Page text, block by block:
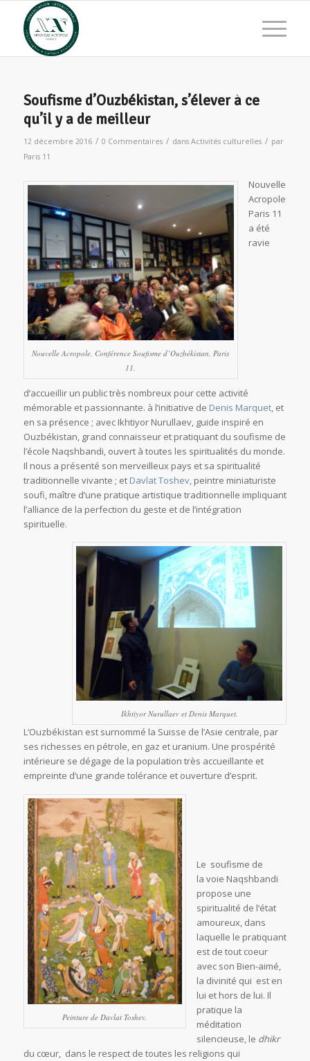
Soufisme d’Ouzbékistan, s’élever à ce
qu’il y a de meilleur
12 décembre 2016 / 0 Commentaires / dans Activités culturelles / par
Paris 11
Nouvelle Acropole, Conférence Soufisme d’Ouzbékistan, Paris
11.
Nouvelle
Acropole
Paris 11
a été
ravie
d’accueillir un public très nombreux pour cette activité
mémorable et passionnante. à l’initiative de Denis Marquet, et
en sa présence ; avec Ikhtiyor Nurullaev, guide inspiré en
Ouzbékistan, grand connaisseur et pratiquant du soufisme de
l’école Naqshbandi, ouvert à toutes les spiritualités du monde.
Il nous a présenté son merveilleux pays et sa spiritualité
traditionnelle vivante ; et Davlat Toshev, peintre miniaturiste
soufi, maître d’une pratique artistique traditionnelle impliquant
l’alliance de la perfection du geste et de l’intégration
spirituelle.
Ikhtiyor Nurullaev et Denis Marquet.
L’Ouzbékistan est surnommé la Suisse de l’Asie centrale, par
ses richesses en pétrole, en gaz et uranium. Une prospérité
intérieure se dégage de la population très accueillante et
empreinte d’une grande tolérance et ouverture d’esprit.
Peinture de Davlat Toshev.
Le soufisme de
la voie Naqshbandi
propose une
spiritualité de l’état
amoureux, dans
laquelle le pratiquant
est de tout coeur
avec son Bien-aimé,
la divinité qui est en
lui et hors de lui. Il
pratique la
méditation
silencieuse, le dhikr
du cœur, dans le respect de toutes les religions qui